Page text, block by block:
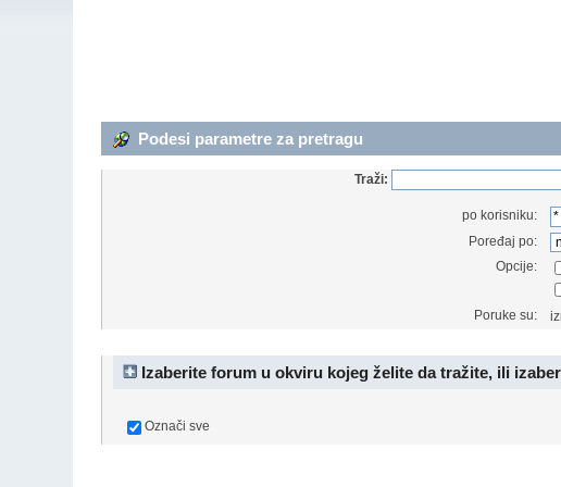
Podesi parametre za pretragu
Traži:
po korisniku:
Poređaj po:
Opcije:
Poruke su:
Izaberite forum u okviru kojeg želite da tražite, ili
Označi sve